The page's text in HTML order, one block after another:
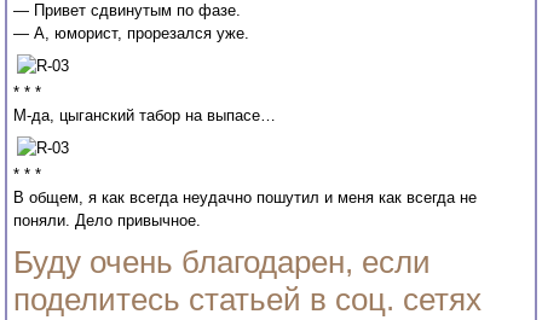
— Привет сдвинутым по фазе.
— А, юморист, прорезался уже.
* * *
М-да, цыганский табор на выпасе…
* * *
В общем, я как всегда неудачно пошутил и меня как всегда не
поняли. Дело привычное.
Буду очень благодарен, если
поделитесь статьей в соц. сетях